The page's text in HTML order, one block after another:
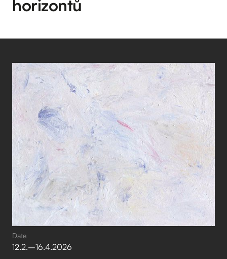
horizontů
Date
12.2.–⁠16.4.2026